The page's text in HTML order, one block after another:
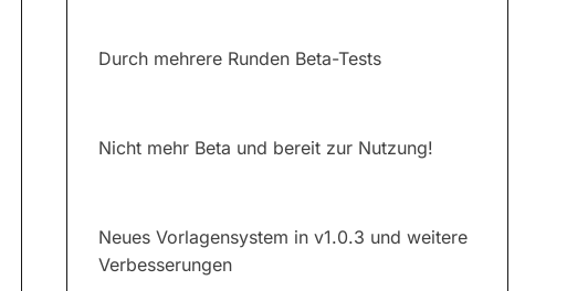
Durch mehrere Runden Beta-Tests
Nicht mehr Beta und bereit zur Nutzung!
Neues Vorlagensystem in v1.0.3 und weitere
Verbesserungen